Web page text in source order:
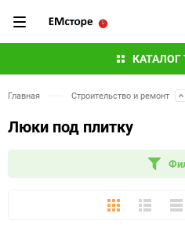
Главная Строительство и ремонт
Люки под плитку
ПлиткаПодробно